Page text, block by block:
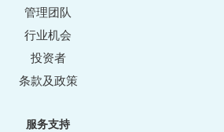
管理团队
行业机会
投资者
条款及政策
服务支持